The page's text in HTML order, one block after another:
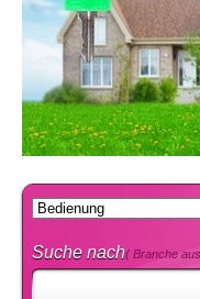
Suche nach( Branche